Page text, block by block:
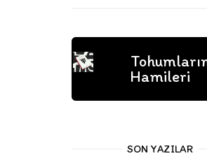
Hamileri
SON YAZILAR